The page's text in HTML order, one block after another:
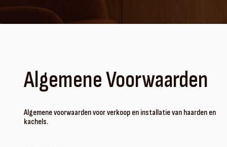
Algemene Voorwaarden
Algemene voorwaarden voor verkoop en installatie van haarden en
kachels.